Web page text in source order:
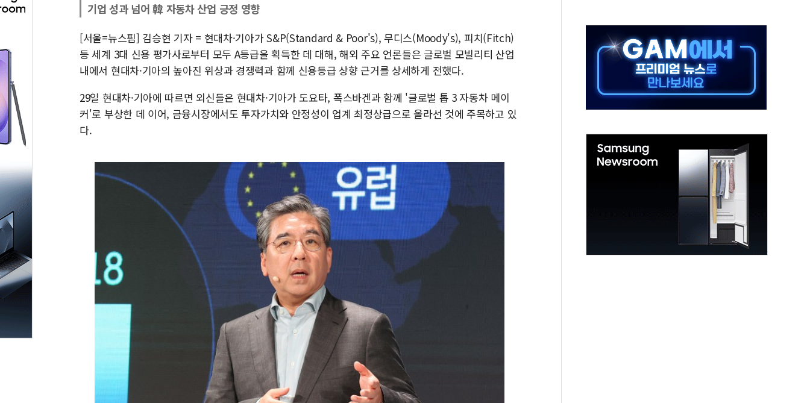
[시승기] 공간·승차감 잡은 볼보 EX90…'올 터치'는 호불호
기업 성과 넘어 韓 자동차 산업 긍정 영향
[서울=뉴스핌] 김승현 기자 = 현대차·기아가 S&P(Standard & Poor's), 무디스(Moody's), 피치(Fitch)
등 세계 3대 신용 평가사로부터 모두 A등급을 획득한 데 대해, 해외 주요 언론들은 글로벌 모빌리티 산업
내에서 현대차·기아의 높아진 위상과 경쟁력과 함께 신용등급 상향 근거를 상세하게 전했다.
29일 현대차·기아에 따르면 외신들은 현대차·기아가 도요타, 폭스바겐과 함께 '글로벌 톱 3 자동차 메이
커'로 부상한 데 이어, 금융시장에서도 투자가치와 안정성이 업계 최정상급으로 올라선 것에 주목하고 있
다.